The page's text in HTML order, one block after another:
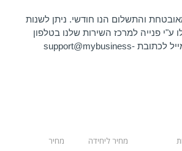
והתשלום הנו חודשי. ניתן לשנות
ע"י פנייה למרכז השירות שלנו בטלפון
077-6049599 או במייל לכתובת support@mybusiness-
מחיר ליחידה מחיר